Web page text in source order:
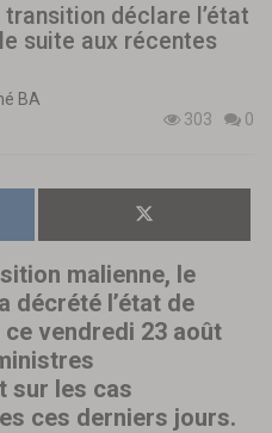
déclare l’état
suite aux récentes
BA
303
0
malienne, le
décrété l’état de
vendredi 23 août
sur les cas
ces derniers jours.